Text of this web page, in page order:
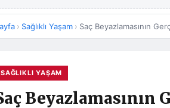
› Sağlıklı Yaşam ›
SAĞLIKLI YAŞAM
Beyazlamasının